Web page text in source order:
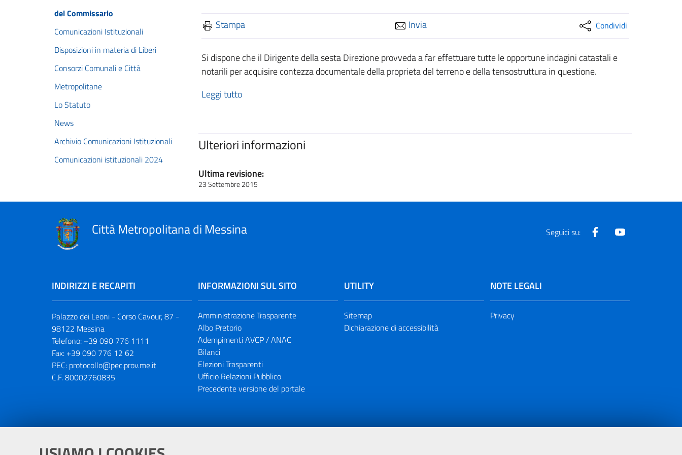
del Commissario
Comunicazioni Istituzionali
Disposizioni in materia di Liberi
Consorzi Comunali e Città
Metropolitane
Lo Statuto
News
Archivio Comunicazioni Istituzionali
Comunicazioni istituzionali 2024
Stampa Invia Condividi
Si dispone che il Dirigente della sesta Direzione provveda a far effettuare tutte le opportune indagini catastali e
notarili per acquisire contezza documentale della proprieta del terreno e della tensostruttura in questione.
Leggi tutto
Ulteriori informazioni
Ultima revisione:
23 Settembre 2015
Città Metropolitana di Messina Seguici su: Facebook
INDIRIZZI E RECAPITI
Palazzo dei Leoni - Corso Cavour, 87 -
98122 Messina
Telefono: +39 090 776 1111
Fax: +39 090 776 12 62
PEC: protocollo@pec.prov.me.it
C.F. 80002760835
INFORMAZIONI SUL SITO
Amministrazione Trasparente
Albo Pretorio
Adempimenti AVCP / ANAC
Bilanci
Elezioni Trasparenti
Ufficio Relazioni Pubblico
Precedente versione del portale
UTILITY
Sitemap
Dichiarazione di accessibilità
NOTE LEGALI
Privacy
Portale realizzato con la partecipazione finanziaria dell'Unione Europea tramite i fondi del POR Sicilia 2000/2006 Misura 6.05 - Fondo FESR